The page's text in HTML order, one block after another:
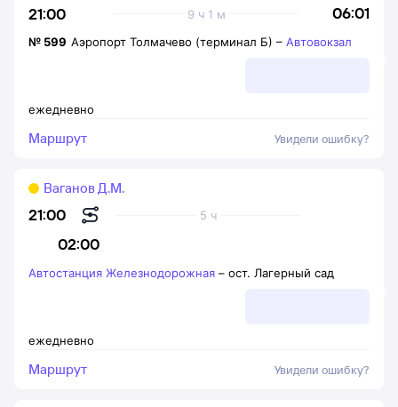
21:00 06:01
9 ч 1 м
ежедневно
№ 599 Аэропорт Толмачево (терминал Б) – Автовокзал
Маршрут Увидели ошибку?
21:00
02:00
5 ч
Ваганов Д.М.
ежедневно
Автостанция Железнодорожная – ост. Лагерный сад
Маршрут Увидели ошибку?